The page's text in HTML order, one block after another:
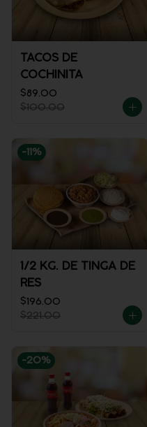
TACOS DE
COCHINITA
$89.00
$100.00
-11 %
1/2 KG. DE TINGA DE
RES
$196.00
$221.00
-20%